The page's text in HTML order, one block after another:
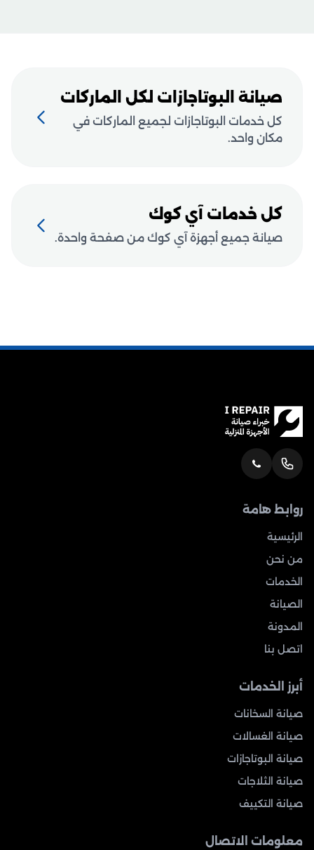
صيانة البوتاجازات لكل الماركات
كل خدمات البوتاجازات لجميع الماركات في
مكان واحد.
كل خدمات آي كوك
صيانة جميع أجهزة آي كوك من صفحة واحدة.
روابط هامة
الرئيسية
من نحن
الخدمات
الصيانة
المدونة
اتصل بنا
أبرز الخدمات
صيانة السخانات
صيانة الغسالات
صيانة البوتاجازات
صيانة الثلاجات
صيانة التكييف
معلومات الاتصال